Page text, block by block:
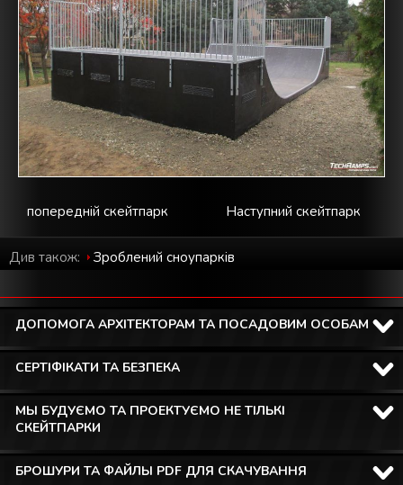
Наступний скейтпарк
попередній скейтпарк
Див також: Зроблений cноупарків
ДОПОМОГА АРХІТЕКТОРАМ ТА ПОСАДОВИМ ОСОБАМ
СЕРТІФІКАТИ ТА БЕЗПЕКА
МЫ БУДУЄМО ТА ПРОЕКТУЄМО НЕ ТІЛЬКІ
СКЕЙТПАРКИ
БРОШУРИ ТА ФАЙЛЫ PDF ДЛЯ СКАЧУВАННЯ